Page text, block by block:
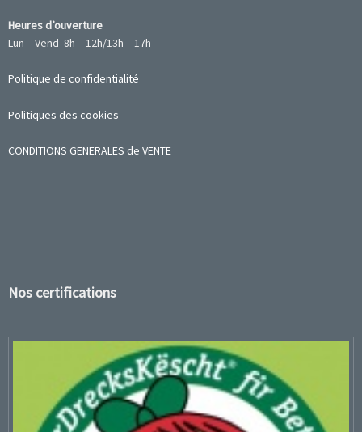
Heures d’ouverture
Lun – Vend 8h – 12h/13h – 17h
Politique de confidentialité
Politiques des cookies
CONDITIONS GENERALES de VENTE
Nos certifications